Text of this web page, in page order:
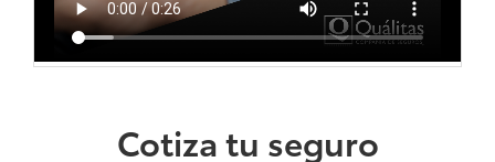
Cotiza tu seguro